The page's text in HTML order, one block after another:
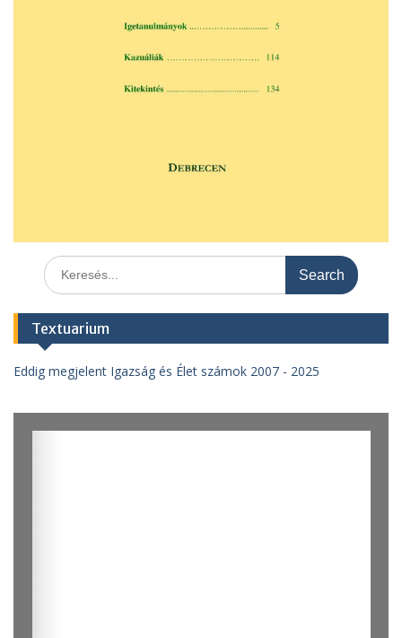
Search
for:
Textuarium
Eddig megjelent Igazság és Élet számok 2007 - 2025